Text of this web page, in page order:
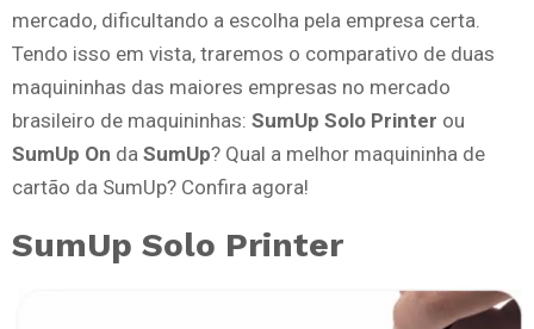
mercado, dificultando a escolha pela empresa certa.
Tendo isso em vista, traremos o comparativo de duas
maquininhas das maiores empresas no mercado
brasileiro de maquininhas: SumUp Solo Printer ou
SumUp On da SumUp? Qual a melhor maquininha de
cartão da SumUp? Confira agora!
SumUp Solo Printer